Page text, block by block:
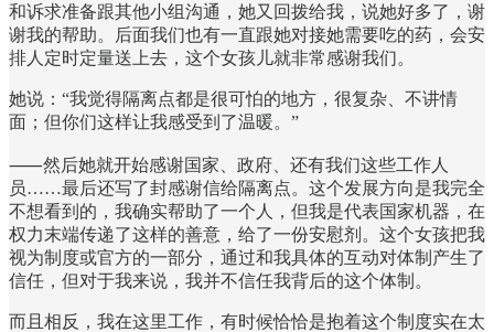
和诉求准备跟其他小组沟通，她又回拨给我，说她好多了，谢
谢我的帮助。后面我们也有一直跟她对接她需要吃的药，会安
排人定时定量送上去，这个女孩儿就非常感谢我们。
她说：“我觉得隔离点都是很可怕的地方，很复杂、不讲情
面；但你们这样让我感受到了温暖。”
⸺然后她就开始感谢国家、政府、还有我们这些工作人
员……最后还写了封感谢信给隔离点。这个发展方向是我完全
不想看到的，我确实帮助了一个人，但我是代表国家机器，在
权力末端传递了这样的善意，给了一份安慰剂。这个女孩把我
视为制度或官方的一部分，通过和我具体的互动对体制产生了
信任，但对于我来说，我并不信任我背后的这个体制。
而且相反，我在这里工作，有时候恰恰是抱着这个制度实在太